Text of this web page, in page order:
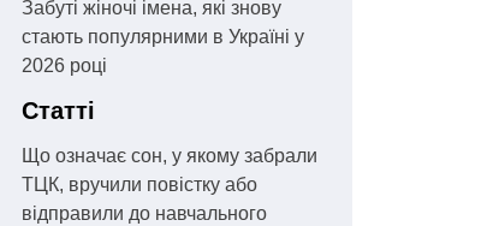
Забуті жіночі імена, які знову
стають популярними в Україні у
2026 році
Статті
Що означає сон, у якому забрали
ТЦК, вручили повістку або
відправили до навчального